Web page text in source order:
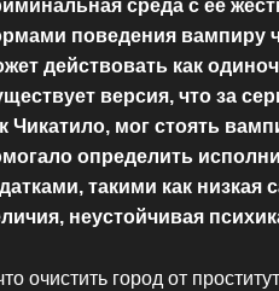
среда с её
поведения вампиру
действовать как
версия, что за
Чикатило, мог стоять
определить
такими как низкая
неустойчивая
очистить город от